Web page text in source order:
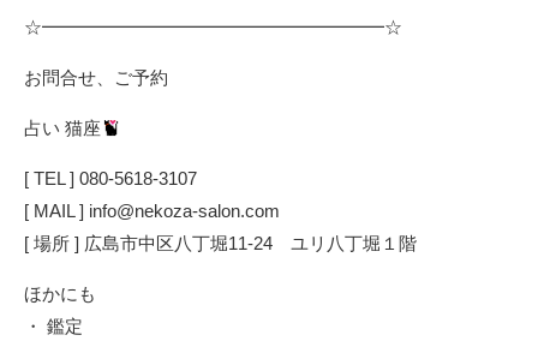
☆━━━━━━━━━━━━━━━━━━━☆
お問合せ、ご予約
占い 猫座
[ TEL ] 080-5618-3107
[ MAIL ] info@nekoza-salon.com
[ 場所 ] 広島市中区八丁堀11-24 ユリ八丁堀１階
ほかにも
・ 鑑定